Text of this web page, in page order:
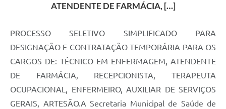
ATENDENTE DE FARMÁCIA, […]
PROCESSO SELETIVO SIMPLIFICADO PARA
DESIGNAÇÃO E CONTRATAÇÃO TEMPORÁRIA PARA OS
CARGOS DE: TÉCNICO EM ENFERMAGEM, ATENDENTE
DE FARMÁCIA, RECEPCIONISTA, TERAPEUTA
OCUPACIONAL, ENFERMEIRO, AUXILIAR DE SERVIÇOS
GERAIS, ARTESÃO.A Secretaria Municipal de Saúde de